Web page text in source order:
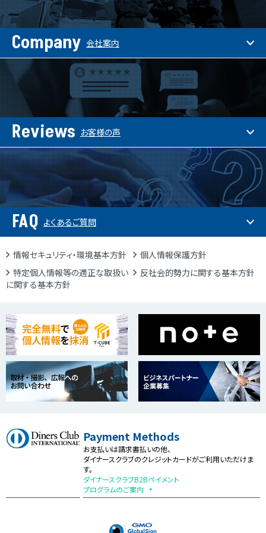
Company 会社案内
Reviews お客様の声
FAQ よくあるご質問
情報セキュリティ・環境基本方針
個人情報保護方針
特定個人情報等の適正な取扱い
に関する基本方針
反社会的勢力に関する基本方針
Payment Methods
お支払いは請求書払いの他、
ダイナースクラブのクレジットカードがご利用いただけま
す。
ダイナースクラブB2Bペイメント
プログラムのご案内